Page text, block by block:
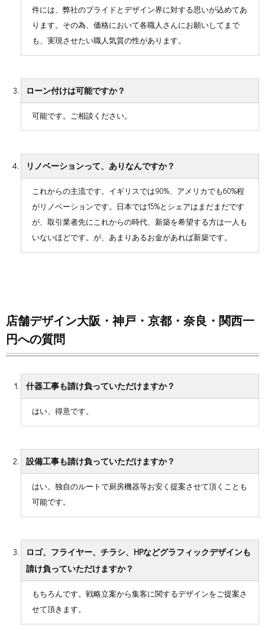
件には、弊社のプライドとデザイン界に対する思いが込めてあ
ります。その為、価格において各職人さんにお願いしてまで
も、実現させたい職人気質の性があります。
ローン付けは可能ですか？
可能です。ご相談ください。
リノベーションって、ありなんですか？
これからの主流です。イギリスでは90%、アメリカでも60%程
がリノベーションです。日本では15%とシェアはまだまだです
が、取引業者先にこれからの時代、新築を希望する方は一人も
いないほどです。が、あまりあるお金があれば新築です。
店舗デザイン大阪・神戸・京都・奈良・関西一
円への質問
什器工事も請け負っていただけますか？
はい、得意です。
設備工事も請け負っていただけますか？
はい。独自のルートで厨房機器等お安く提案させて頂くことも
可能です。
ロゴ、フライヤー、チラシ、HPなどグラフィックデザインも
請け負っていただけますか？
もちろんです。戦略立案から集客に関するデザインをご提案さ
せて頂きます。